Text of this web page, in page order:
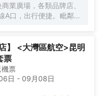
業廣場，各類品牌店、
A口，出行便捷。毗鄰滇
】 <大灣區航空>昆明
票
機票
日 - 09月08日